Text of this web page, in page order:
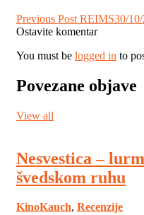
Post
navigation
Previous Post REIMS30/10/
Ostavite komentar
You must be logged in to
Povezane objave
View all
Nesvestica –
švedskom ruhu
KinoKauch, Recenzije